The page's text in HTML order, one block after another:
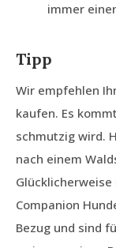
immer
Tipp
Wir empfehlen
kaufen. Es
schmutzig wird.
nach einem
Glücklicherweise
Companion
Bezug und sind